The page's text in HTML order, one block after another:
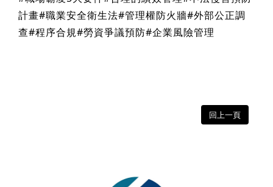
計畫#職業安全衛生法#管理權防火牆#外部公正調
查#程序合規#勞資爭議預防#企業風險管理
回上一頁